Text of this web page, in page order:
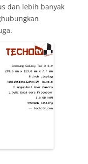
dan lebih banyak